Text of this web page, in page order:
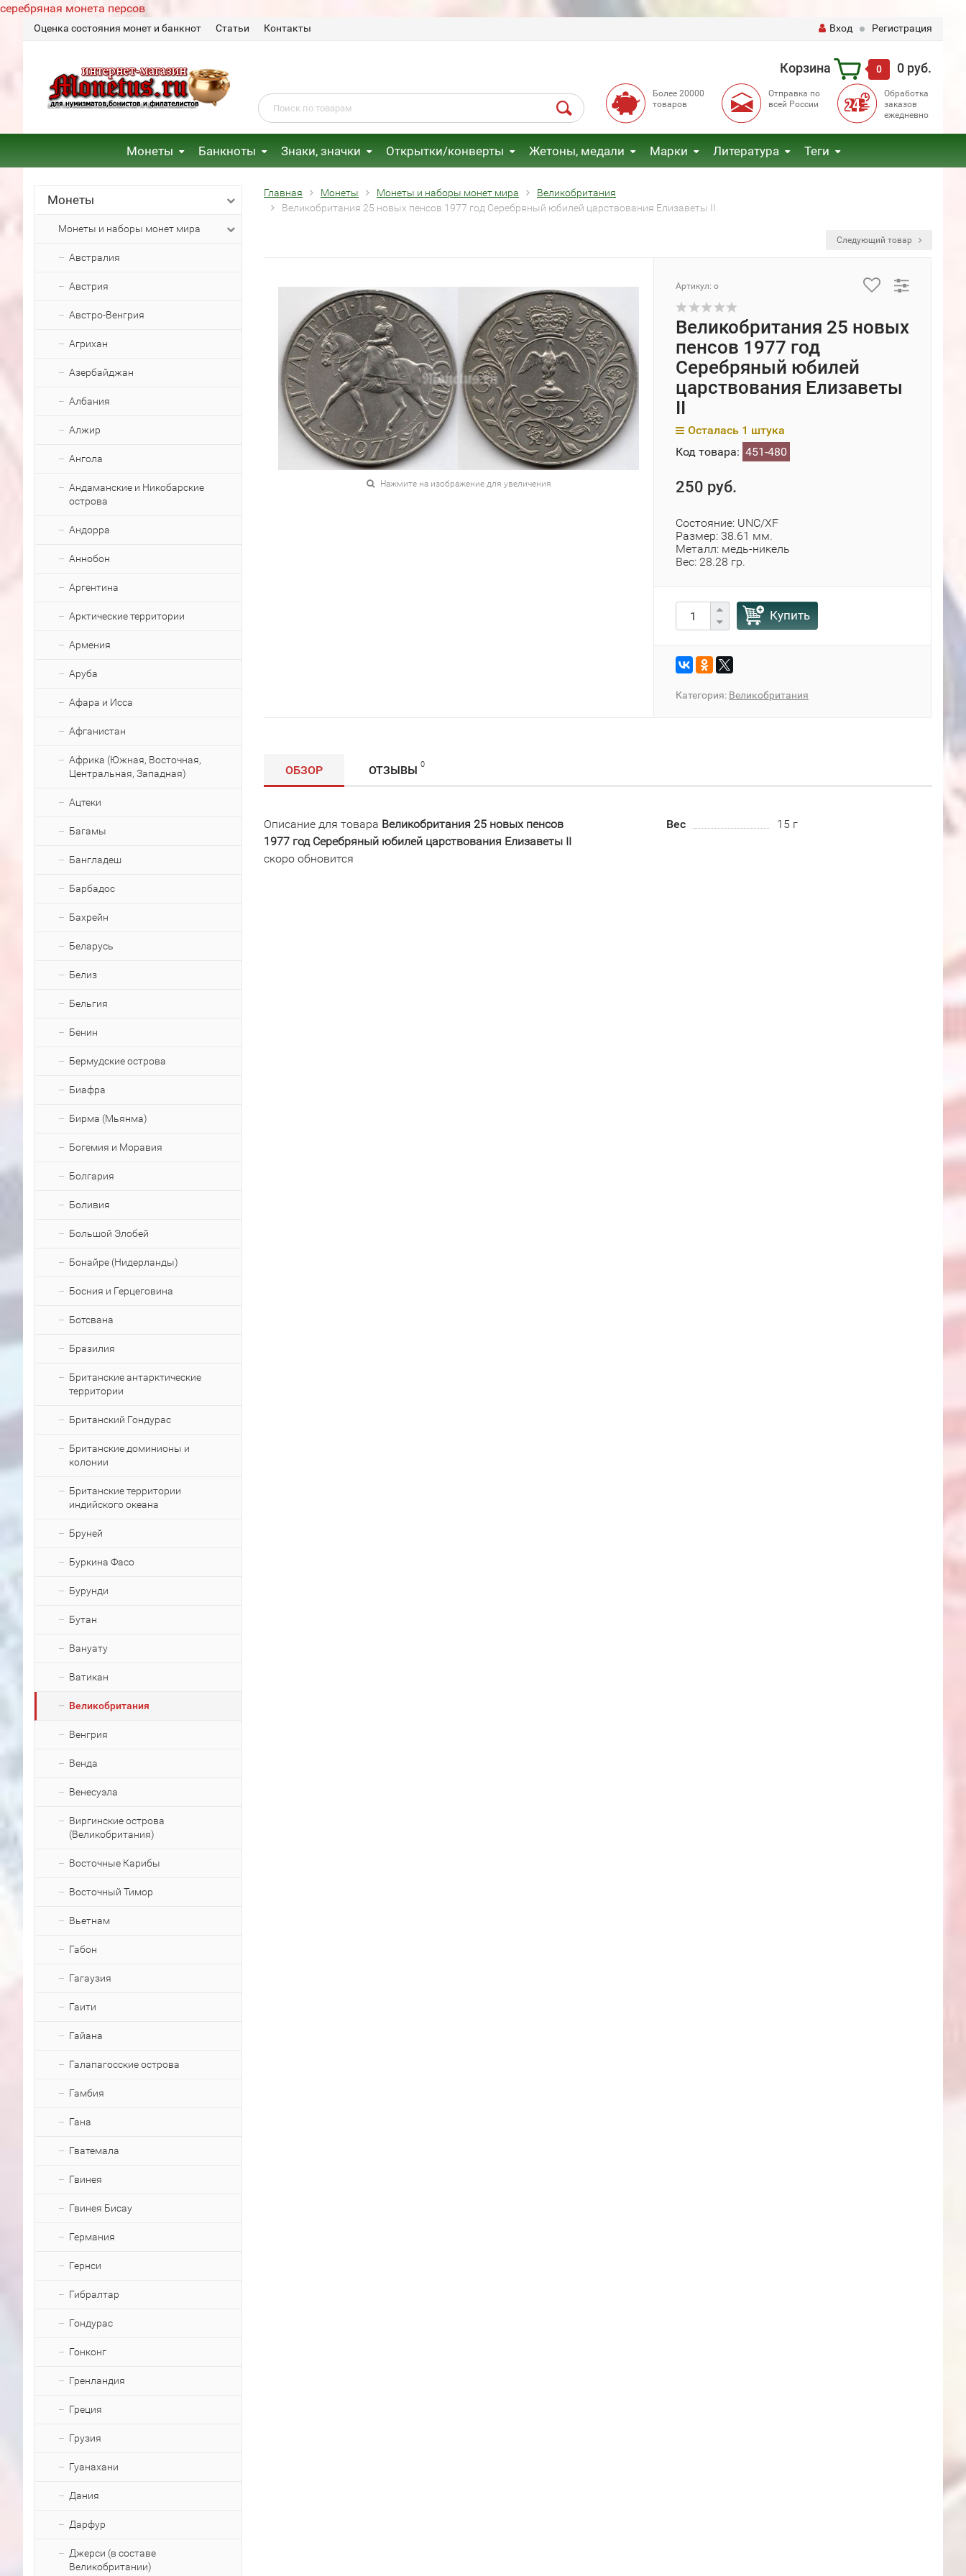
серебряная монета персов
Оценка состояния монет и банкнот Статьи Контакты Вход Регистрация
Корзина 0 0 руб.
Более 20000
товаров
Отправка по
всей России
Обработка
заказов
ежедневно
Монеты Банкноты Знаки, значки Открытки/конверты Жетоны, медали Марки Литература Теги
Монеты
Монеты и наборы монет мира
Австралия
Австрия
Австро-Венгрия
Агрихан
Азербайджан
Албания
Алжир
Ангола
Андаманские и Никобарские
острова
Андорра
Аннобон
Аргентина
Арктические территории
Армения
Аруба
Афара и Исса
Афганистан
Африка (Южная, Восточная,
Центральная, Западная)
Ацтеки
Багамы
Бангладеш
Барбадос
Бахрейн
Беларусь
Белиз
Бельгия
Бенин
Бермудские острова
Биафра
Бирма (Мьянма)
Богемия и Моравия
Болгария
Боливия
Большой Элобей
Бонайре (Нидерланды)
Босния и Герцеговина
Ботсвана
Бразилия
Британские антарктические
территории
Британский Гондурас
Британские доминионы и
колонии
Британские территории
индийского океана
Бруней
Буркина Фасо
Бурунди
Бутан
Вануату
Ватикан
Великобритания
Венгрия
Венда
Венесуэла
Виргинские острова
(Великобритания)
Восточные Карибы
Восточный Тимор
Вьетнам
Габон
Гагаузия
Гаити
Гайана
Галапагосские острова
Гамбия
Гана
Гватемала
Гвинея
Гвинея Бисау
Германия
Гернси
Гибралтар
Гондурас
Гонконг
Гренландия
Греция
Грузия
Гуанахани
Дания
Дарфур
Джерси (в составе
Великобритании)
Главная Монеты Монеты и наборы монет мира
Великобритания
Великобритания 25 новых пенсов 1977 год Cеребряный юбилей царствования Елизаветы II
Следующий товар
Нажмите на изображение для увеличения
Артикул: о
Великобритания 25 новых
пенсов 1977 год
Cеребряный юбилей
царствования Елизаветы
II
Осталась 1 штука
Код товара: 451-480
250 руб.
Состояние: UNC/XF
Размер: 38.61 мм.
Металл: медь-никель
Вес: 28.28 гр.
Купить
Категория: Великобритания
ОБЗОР ОТЗЫВЫ 0
Описание для товара Великобритания 25 новых пенсов
1977 год Cеребряный юбилей царствования Елизаветы II
скоро обновится
Вес 15 г